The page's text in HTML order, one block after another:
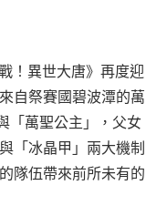
！異世大唐》再度迎
自祭賽國碧波潭的萬
「萬聖公主」，父女
「冰晶甲」兩大機制
隊伍帶來前所未有的